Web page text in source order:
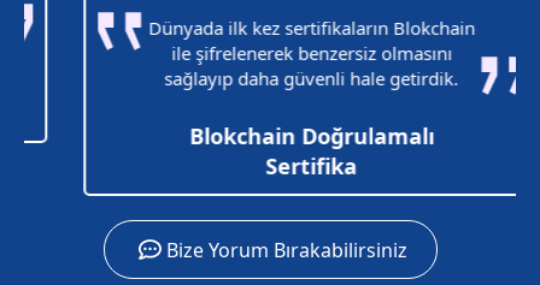
Dünyada ilk kez sertifikaların Blokchain
ile şifrelenerek benzersiz olmasını
sağlayıp daha güvenli hale getirdik.
Blokchain Doğrulamalı
Sertifika
Bize Yorum Bırakabilirsiniz